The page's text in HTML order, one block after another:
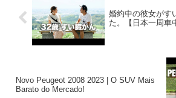
婚約中の彼女がす
た。【日本一周車
Novo Peugeot 2008 2023 | O SUV Mais
Barato do Mercado!